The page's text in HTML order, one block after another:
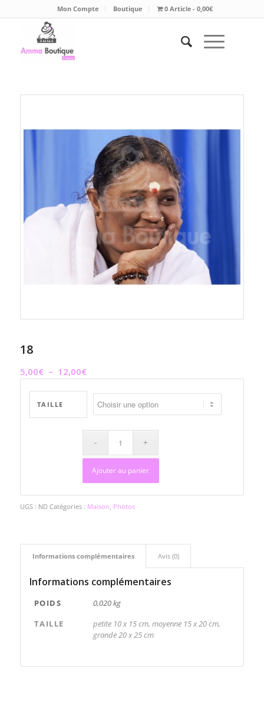
Mon Compte Boutique 0 Article 0,00€
18
5,00€ – 12,00€Plage
prix :
5,00€
à
12,00€
TAILLE
Ajouter au panier
UGS : ND Catégories : Maison Photos
Informations complémentaires Avis (0)
Informations complémentaires
POIDS
0,020 kg
TAILLE
petite 10 x 15 cm, moyenne 15 x 20 cm,
grande 20 x 25 cm